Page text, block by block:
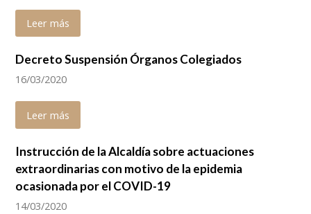
Leer más
Decreto Suspensión Órganos Colegiados
16/03/2020
Leer más
Instrucción de la Alcaldía sobre actuaciones
extraordinarias con motivo de la epidemia
ocasionada por el COVID-19
14/03/2020